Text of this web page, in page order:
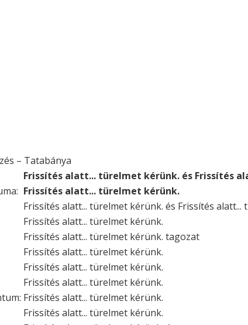
– Tatabánya
Frissítés alatt... türelmet kérünk. és Frissítés
Frissítés alatt... türelmet kérünk.
Frissítés alatt... türelmet kérünk. és Frissítés alatt...
Frissítés alatt... türelmet kérünk.
Frissítés alatt... türelmet kérünk. tagozat
Frissítés alatt... türelmet kérünk.
Frissítés alatt... türelmet kérünk.
Frissítés alatt... türelmet kérünk.
Frissítés alatt... türelmet kérünk.
Frissítés alatt... türelmet kérünk.